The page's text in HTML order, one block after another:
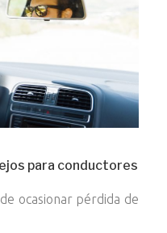
para conductores
ocasionar pérdida de